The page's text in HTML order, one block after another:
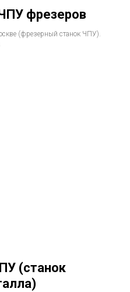
фрезеров
(фрезерный станок ЧПУ).
(станок